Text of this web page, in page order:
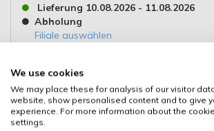
Lieferung 10.08.2026 - 11.08.2026
Abholung
Filiale auswählen
Details
We use cookies
We may place these for analysis of our visitor
website, show personalised content and to give
experience. For more information about the
settings.